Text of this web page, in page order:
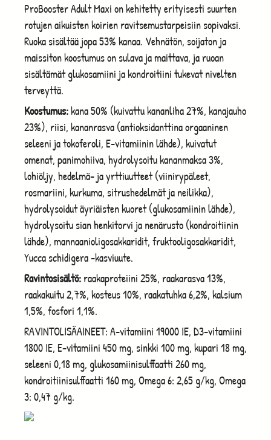
ProBooster Adult Maxi on kehitetty erityisesti suurten
rotujen aikuisten koirien ravitsemustarpeisiin sopivaksi.
Ruoka sisältää jopa 53% kanaa. Vehnätön, soijaton ja
maissiton koostumus on sulava ja maittava, ja ruoan
sisältämät glukosamiini ja kondroitiini tukevat nivelten
terveyttä.
Koostumus:kana 50% (kuivattu kananliha 27%, kanajauho
23%), riisi, kananrasva (antioksidanttina orgaaninen
seleeni ja tokoferoli, E-vitamiinin lähde), kuivatut
omenat, panimohiiva, hydrolysoitu kananmaksa 3%,
lohiöljy, hedelmä- ja yrttiuutteet (viinirypäleet,
rosmariini, kurkuma, sitrushedelmät ja neilikka),
hydrolysoidut äyriäisten kuoret (glukosamiinin lähde),
hydrolysoitu sian henkitorvi ja nenärusto (kondroitiinin
lähde), mannaanioligosakkaridit, fruktooligosakkaridit,
Yucca schidigera -kasviuute.
Ravintosisältö: raakaproteiini 25%, raakarasva 13%,
raakakuitu 2,7%, kosteus 10%, raakatuhka 6,2%, kalsium
1,5%, fosfori 1,1%.
RAVINTOLISÄAINEET: A-vitamiini 19000 IE, D3-vitamiini
1800 IE, E-vitamiini 450 mg, sinkki 100 mg, kupari 18 mg,
seleeni 0,18 mg, glukosamiinisulffaatti 260 mg,
kondroitiinisulffaatti 160 mg, Omega 6: 2,65 g/kg, Omega
3: 0,47 g/kg.